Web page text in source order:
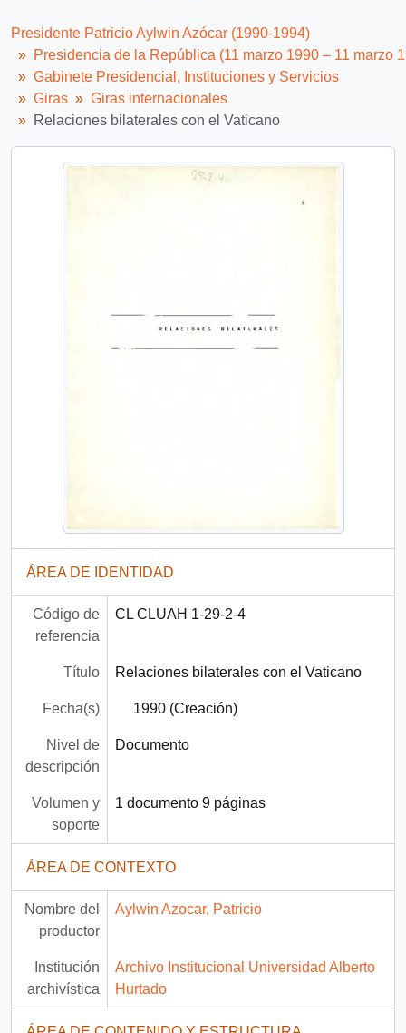
Presidente Patricio Aylwin Azócar (1990-1994)
Presidencia de la República (11 marzo 1990 – 11 marzo
Gabinete Presidencial, Instituciones y Servicios
Giras
Giras internacionales
Relaciones bilaterales con el Vaticano
ÁREA DE IDENTIDAD
Código de
referencia
CL CLUAH 1-29-2-4
Título Relaciones bilaterales con el Vaticano
Fecha(s) 1990 (Creación)
Nivel de
descripción
Documento
Volumen y
soporte
1 documento 9 páginas
ÁREA DE CONTEXTO
Nombre del
productor
Aylwin Azocar, Patricio
Institución
archivística
Archivo Institucional Universidad Alberto
Hurtado